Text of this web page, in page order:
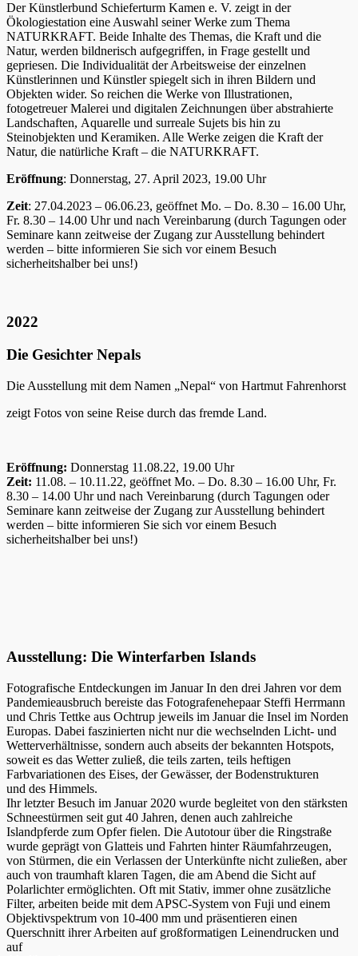
Der Künstlerbund Schieferturm Kamen e. V. zeigt in der
Ökologiestation eine Auswahl seiner Werke zum Thema
NATURKRAFT. Beide Inhalte des Themas, die Kraft und die
Natur, werden bildnerisch aufgegriffen, in Frage gestellt und
gepriesen. Die Individualität der Arbeitsweise der einzelnen
Künstlerinnen und Künstler spiegelt sich in ihren Bildern und
Objekten wider. So reichen die Werke von Illustrationen,
fotogetreuer Malerei und digitalen Zeichnungen über abstrahierte
Landschaften, Aquarelle und surreale Sujets bis hin zu
Steinobjekten und Keramiken. Alle Werke zeigen die Kraft der
Natur, die natürliche Kraft – die NATURKRAFT.
Eröffnung: Donnerstag, 27. April 2023, 19.00 Uhr
Zeit: 27.04.2023 – 06.06.23, geöffnet Mo. – Do. 8.30 – 16.00 Uhr,
Fr. 8.30 – 14.00 Uhr und nach Vereinbarung (durch Tagungen oder
Seminare kann zeitweise der Zugang zur Ausstellung behindert
werden – bitte informieren Sie sich vor einem Besuch
sicherheitshalber bei uns!)
2022
Die Gesichter Nepals
Die Ausstellung mit dem Namen „Nepal“ von Hartmut Fahrenhorst
zeigt Fotos von seine Reise durch das fremde Land.
Eröffnung: Donnerstag 11.08.22, 19.00 Uhr
Zeit: 11.08. – 10.11.22, geöffnet Mo. – Do. 8.30 – 16.00 Uhr, Fr.
8.30 – 14.00 Uhr und nach Vereinbarung (durch Tagungen oder
Seminare kann zeitweise der Zugang zur Ausstellung behindert
werden – bitte informieren Sie sich vor einem Besuch
sicherheitshalber bei uns!)
Ausstellung: Die Winterfarben Islands
Fotografische Entdeckungen im Januar In den drei Jahren vor dem
Pandemieausbruch bereiste das Fotografenehepaar Steffi Herrmann
und Chris Tettke aus Ochtrup jeweils im Januar die Insel im Norden
Europas. Dabei faszinierten nicht nur die wechselnden Licht- und
Wetterverhältnisse, sondern auch abseits der bekannten Hotspots,
soweit es das Wetter zuließ, die teils zarten, teils heftigen
Farbvariationen des Eises, der Gewässer, der Bodenstrukturen
und des Himmels.
Ihr letzter Besuch im Januar 2020 wurde begleitet von den stärksten
Schneestürmen seit gut 40 Jahren, denen auch zahlreiche
Islandpferde zum Opfer fielen. Die Autotour über die Ringstraße
wurde geprägt von Glatteis und Fahrten hinter Räumfahrzeugen,
von Stürmen, die ein Verlassen der Unterkünfte nicht zuließen, aber
auch von traumhaft klaren Tagen, die am Abend die Sicht auf
Polarlichter ermöglichten. Oft mit Stativ, immer ohne zusätzliche
Filter, arbeiten beide mit dem APSC-System von Fuji und einem
Objektivspektrum von 10-400 mm und präsentieren einen
Querschnitt ihrer Arbeiten auf großformatigen Leinendrucken und
auf